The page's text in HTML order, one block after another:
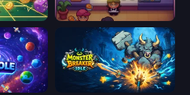
Monster Breaker Idle